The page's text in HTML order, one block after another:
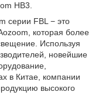
HB3.
серии FBL − это
которая более
Используя
новейшие
в Китае, компании
высокого